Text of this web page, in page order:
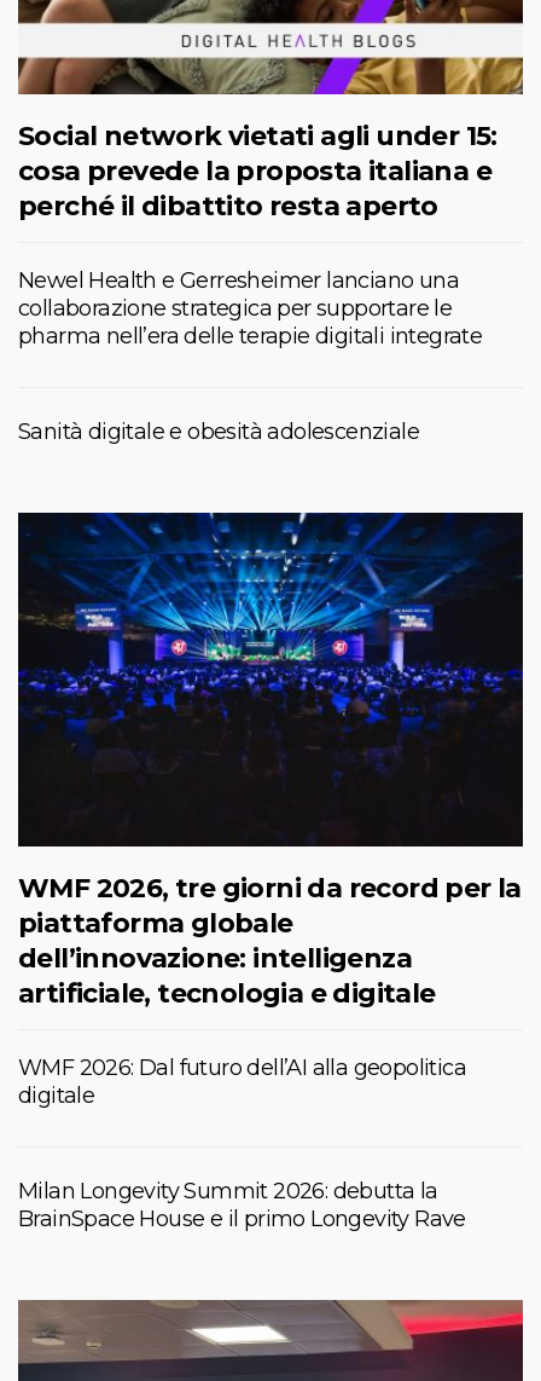
Social network vietati agli under 15:
cosa prevede la proposta italiana e
perché il dibattito resta aperto
Newel Health e Gerresheimer lanciano una
collaborazione strategica per supportare le
pharma nell’era delle terapie digitali integrate
Sanità digitale e obesità adolescenziale
WMF 2026, tre giorni da record per la
piattaforma globale
dell’innovazione: intelligenza
artificiale, tecnologia e digitale
WMF 2026: Dal futuro dell’AI alla geopolitica
digitale
Milan Longevity Summit 2026: debutta la
BrainSpace House e il primo Longevity Rave